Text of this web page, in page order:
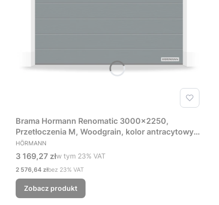
Brama Hormann Renomatic 3000x2250,
Przetłoczenia M, Woodgrain, kolor antracytowy
RAL 7016 + Prowadzenie Z
PRODUCENT
HÖRMANN
Cena brutto
3 169,27 złw tym %s VAT
w tym 23% VAT
Cena netto
2 576,64 złbez 23% VAT
Zobacz produkt